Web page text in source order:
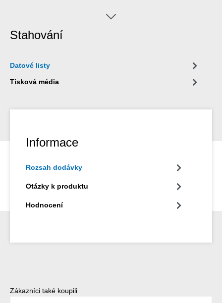
Stahování
Datové listy
Tisková média
Informace
Rozsah dodávky
Otázky k produktu
Hodnocení
Přeskočit galerii produktů
Zákazníci také koupili